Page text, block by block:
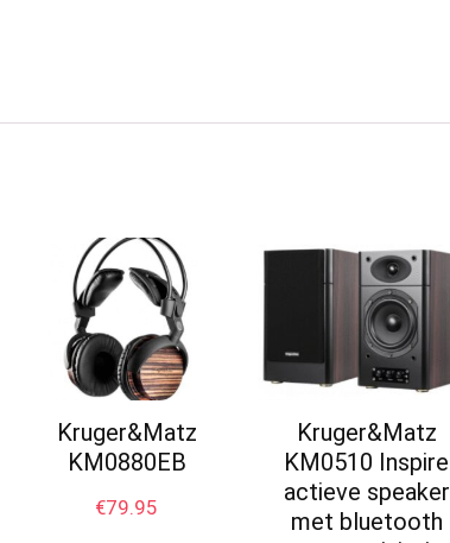
Kruger&Matz
KM0880EB
€79.95
Kruger&Matz
KM0510 Inspire
actieve speaker
met bluetooth